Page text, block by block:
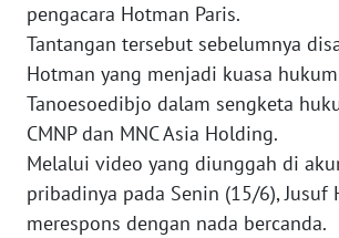
pengacara Hotman Paris.
Tantangan tersebut sebelumnya
Hotman yang menjadi kuasa
Tanoesoedibjo dalam sengketa
CMNP dan MNC Asia Holding.
Melalui video yang diunggah di
pribadinya pada Senin (15/6), Jusuf
merespons dengan nada bercanda.
WN
JAKARTA
WN
JABAR
WN
BANTEN